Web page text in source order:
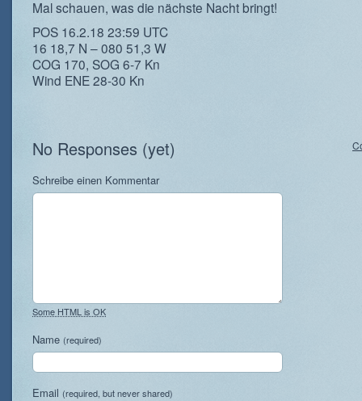
Mal schauen, was die nächste Nacht bringt!
POS 16.2.18 23:59 UTC
16 18,7 N – 080 51,3 W
COG 170, SOG 6-7 Kn
Wind ENE 28-30 Kn
No Responses (yet)
Schreibe einen Kommentar
Some HTML is OK
Name (required)
Email (required, but never shared)